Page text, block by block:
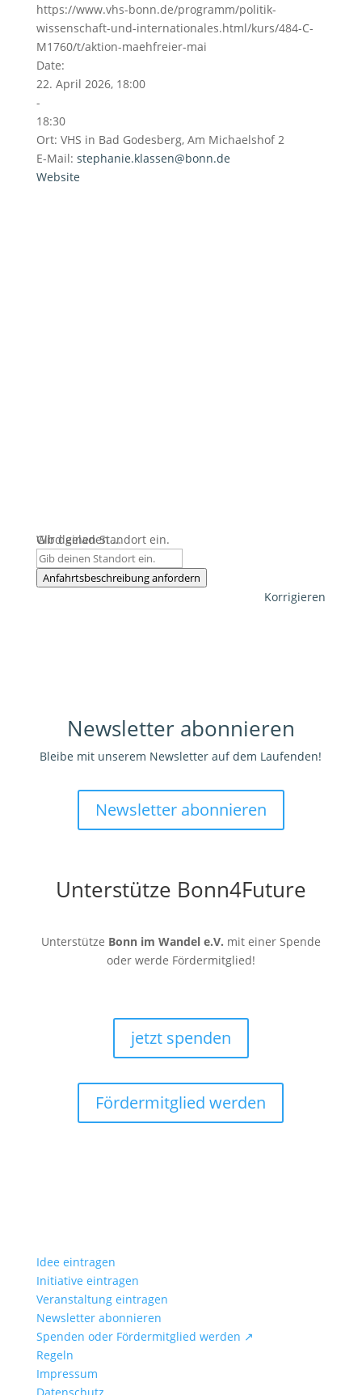
https://www.vhs-bonn.de/programm/politik-
wissenschaft-und-internationales.html/kurs/484-C-
M1760/t/aktion-maehfreier-mai
Date:
22. April 2026, 18:00
-
18:30
Ort: VHS in Bad Godesberg, Am Michaelshof 2
E-Mail: stephanie.klassen@bonn.de
Website
Wird geladen …
Gib deinen Standort ein.
Anfahrtsbeschreibung anfordern
Korrigieren
Newsletter abonnieren
Bleibe mit unserem Newsletter auf dem Laufenden!
Newsletter abonnieren
Unterstütze Bonn4Future
Unterstütze Bonn im Wandel e.V. mit einer Spende
oder werde Fördermitglied!
jetzt spenden
Fördermitglied werden
Idee eintragen
Initiative eintragen
Veranstaltung eintragen
Newsletter abonnieren
Spenden oder Fördermitglied werden ↗
Regeln
Impressum